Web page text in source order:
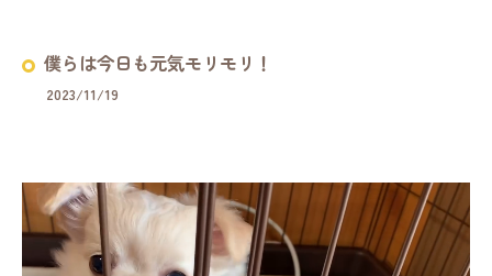
僕らは今日も元気モリモリ！
2023/11/19